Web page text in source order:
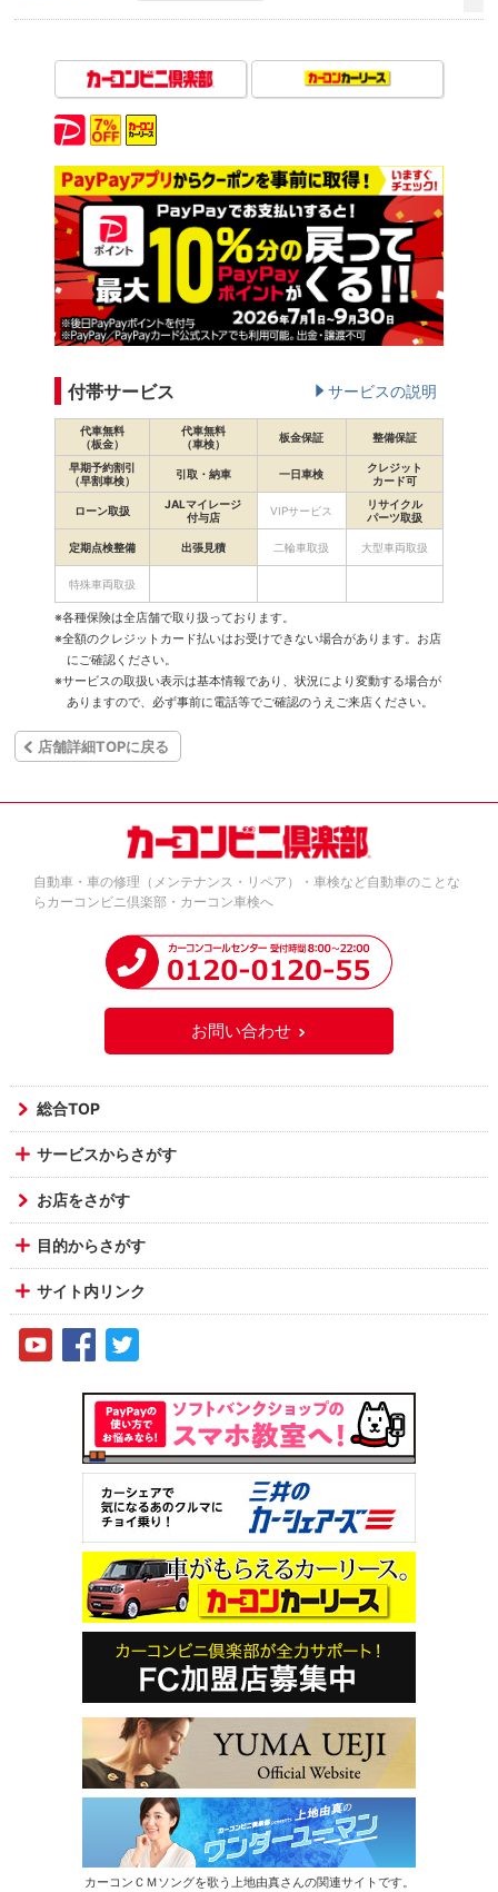
付帯サービス サービスの説明
代車無料
（板金）
代車無料
（車検）
板金保証 整備保証
早期予約割引
（早割車検）
引取・納車 一日車検
クレジット
カード可
ローン取扱
JALマイレージ
付与店
VIPサービス
リサイクル
パーツ取扱
定期点検整備 出張見積 二輪車取扱 大型車両取扱
特殊車両取扱
※各種保険は全店舗で取り扱っております。
※全額のクレジットカード払いはお受けできない場合があります。お店
にご確認ください。
※サービスの取扱い表示は基本情報であり、状況により変動する場合が
ありますので、必ず事前に電話等でご確認のうえご来店ください。
店舗詳細TOPに戻る
自動車・車の修理（メンテナンス・リペア）・車検など自動車のことな
らカーコンビニ倶楽部・カーコン車検へ
お問い合わせ
総合TOP
サービスからさがす
お店をさがす
目的からさがす
サイト内リンク
カーコンＣＭソングを歌う上地由真さんの関連サイトです。